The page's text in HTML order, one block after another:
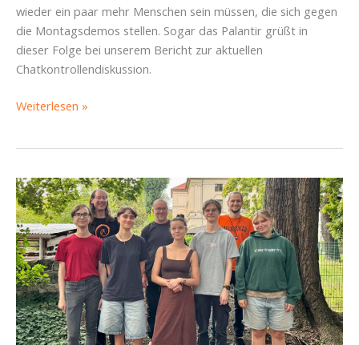
wieder ein paar mehr Menschen sein müssen, die sich gegen
die Montagsdemos stellen. Sogar das Palantir grüßt in
dieser Folge bei unserem Bericht zur aktuellen
Chatkontrollendiskussion.
Begehbare
Nazis
und
schon
wieder
die
DVB
–
Piratencast
#96
Weiterlesen »